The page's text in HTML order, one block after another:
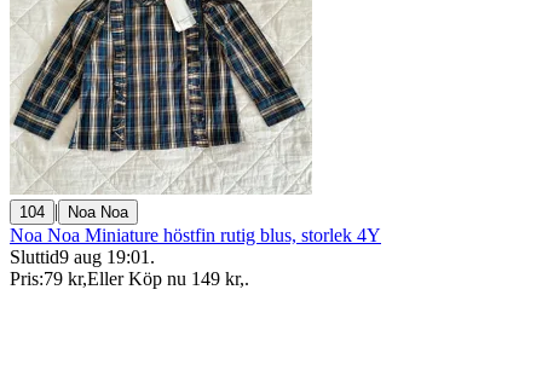
104 | Noa Noa
Noa Noa Miniature höstfin rutig blus, storlek 4Y
Sluttid9 aug 19:01 .
Pris:79 kr,Eller Köp nu 149 kr,.